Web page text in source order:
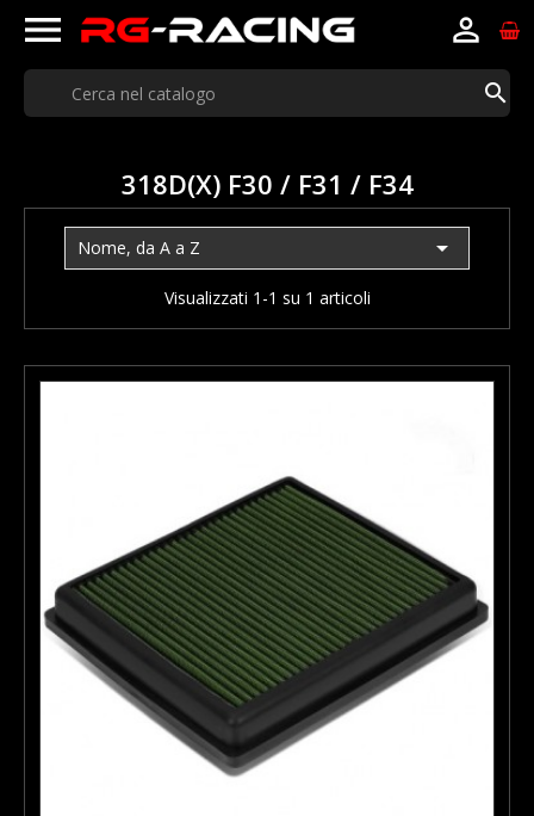
 

318D(X) F30 / F31 / F34
Nome, da A a Z 
Visualizzati 1-1 su 1 articoli